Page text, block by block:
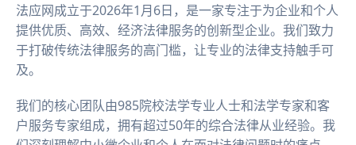
法应网成立于2026年1月6日，是一家专注于为企业和个人
提供优质、高效、经济法律服务的创新型企业。我们致力
于打破传统法律服务的高门槛，让专业的法律支持触手可
及。
我们的核心团队由985院校法学专业人士和法学专家和客
户服务专家组成，拥有超过50年的综合法律从业经验。我